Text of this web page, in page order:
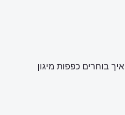
בוחרים כפפות מיגון